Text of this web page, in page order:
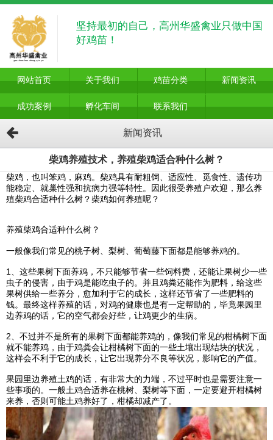
坚持最初的自己，高州华盛禽业只做中国
好鸡苗！
网站首页 关于我们 鸡苗分类 新闻资讯
成功案例 孵化车间 联系我们
新闻资讯
柴鸡养殖技术，养殖柴鸡适合种什么树？
柴鸡，也叫笨鸡，麻鸡。柴鸡具有耐粗饲、适应性、觅食性、遗传功
能稳定、就巢性强和抗病力强等特性。因此很受养殖户欢迎，那么养
殖柴鸡合适种什么树？柴鸡如何养殖呢？
养殖柴鸡合适种什么树？
一般像我们常见的桃子树、梨树、葡萄藤下面都是能够养鸡的。
1、这些果树下面养鸡，不只能够节省一些饲料费，还能让果树少一些
虫子的侵害，由于鸡是能吃虫子的。并且鸡粪还能作为肥料，给这些
果树供给一些养分，愈加利于它的成长，这样还节省了一些肥料的
钱。最终这样养殖的话，对鸡的健康也是有一定帮助的，毕竟果园里
边养鸡的话，它的空气都会好些，让鸡更少的生病。
2、不过并不是所有的果树下面都能养鸡的，像我们常见的柑橘树下面
就不能养鸡，由于鸡粪会让柑橘树下面的一些土壤出现结块的状况，
这样会不利于它的成长，让它出现养分不良等状况，影响它的产值。
果园里边养殖土鸡的话，有非常大的力端，不过平时也是需要注意一
些事项的。一般土鸡合适养在桃树、梨树等下面，一定要避开柑橘树
来养，否则可能土鸡养好了，柑橘却减产了。